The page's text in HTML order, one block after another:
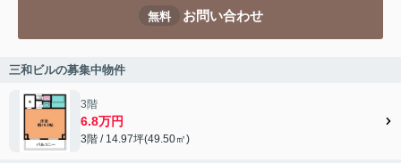
無料 お問い合わせ
三和ビルの募集中物件
3階
6.8万円
3階 / 14.97坪(49.50㎡)